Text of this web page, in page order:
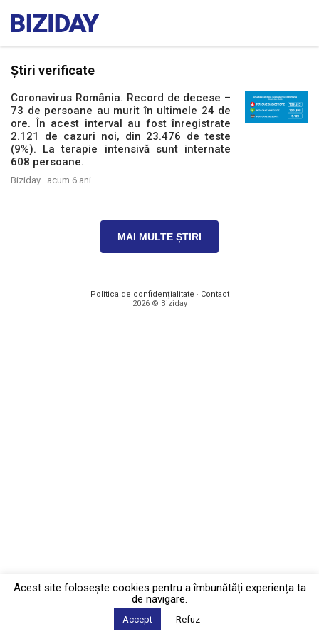
Știri verificate
Coronavirus România. Record de decese –
73 de persoane au murit în ultimele 24 de
ore. În acest interval au fost înregistrate
2.121 de cazuri noi, din 23.476 de teste
(9%). La terapie intensivă sunt internate
608 persoane.
Biziday · acum 6 ani
MAI MULTE ȘTIRI
Politica de confidențialitate · Contact
2026 © Biziday
Acest site foloseşte cookies pentru a îmbunătăți experiența ta
de navigare.
Accept Refuz